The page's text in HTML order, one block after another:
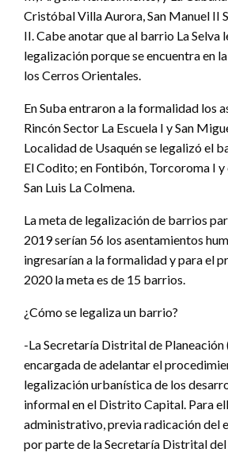
Cristóbal Villa Aurora, San Manuel II
II. Cabe anotar que al barrio La Selva
legalización porque se encuentra en
los Cerros Orientales.
En Suba entraron a la formalidad los
Rincón Sector La Escuela I y San
Localidad de Usaquén se legalizó el
El Codito; en Fontibón, Torcoroma I
San Luis La Colmena.
La meta de legalización de barrios
2019 serían 56 los asentamientos
ingresarían a la formalidad y para el
2020 la meta es de 15 barrios.
¿Cómo se legaliza un barrio?
-La Secretaría Distrital de Planeación
encargada de adelantar el
legalización urbanística de los
informal en el Distrito Capital. Para
administrativo, previa radicación del
por parte de la Secretaría Distrital